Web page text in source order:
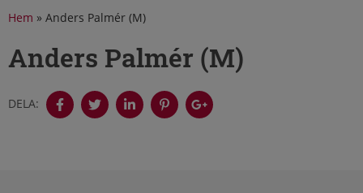
Hem » Anders Palmér (M)
Anders Palmér (M)
DELA: